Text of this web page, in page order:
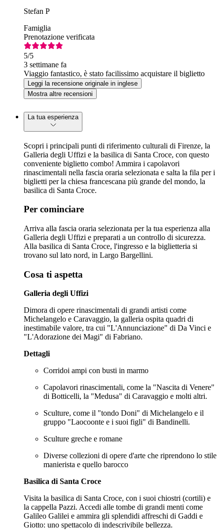
Stefan P
Famiglia
Prenotazione verificata
5/5
3 settimane fa
Viaggio fantastico, è stato facilissimo acquistare il biglietto
Leggi la recensione originale in inglese
Mostra altre recensioni
La tua esperienza
Scopri i principali punti di riferimento culturali di Firenze, la
Galleria degli Uffizi e la basilica di Santa Croce, con questo
conveniente biglietto combo! Ammira i capolavori
rinascimentali nella fascia oraria selezionata e salta la fila per i
biglietti per la chiesa francescana più grande del mondo, la
basilica di Santa Croce.
Per cominciare
Arriva alla fascia oraria selezionata per la tua esperienza alla
Galleria degli Uffizi e preparati a un controllo di sicurezza.
Alla basilica di Santa Croce, l'ingresso e la biglietteria si
trovano sul lato nord, in Largo Bargellini.
Cosa ti aspetta
Galleria degli Uffizi
Dimora di opere rinascimentali di grandi artisti come
Michelangelo e Caravaggio, la galleria ospita quadri di
inestimabile valore, tra cui "L'Annunciazione" di Da Vinci e
"L'Adorazione dei Magi" di Fabriano.
Dettagli
Corridoi ampi con busti in marmo
Capolavori rinascimentali, come la "Nascita di Venere"
di Botticelli, la "Medusa" di Caravaggio e molti altri.
Sculture, come il "tondo Doni" di Michelangelo e il
gruppo "Laocoonte e i suoi figli" di Bandinelli.
Sculture greche e romane
Diverse collezioni di opere d'arte che riprendono lo stile
manierista e quello barocco
Basilica di Santa Croce
Visita la basilica di Santa Croce, con i suoi chiostri (cortili) e
la cappella Pazzi. Accedi alle tombe di grandi menti come
Galileo Galilei e ammira gli splendidi affreschi di Gaddi e
Giotto: uno spettacolo di indescrivibile bellezza.